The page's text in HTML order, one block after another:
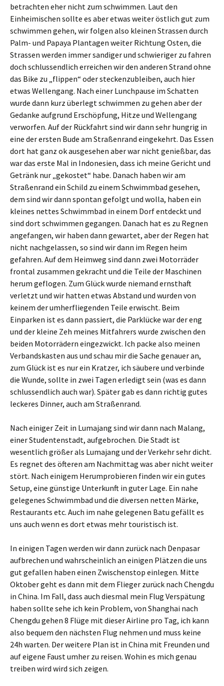
betrachten eher nicht zum schwimmen. Laut den
Einheimischen sollte es aber etwas weiter östlich gut zum
schwimmen gehen, wir folgen also kleinen Strassen durch
Palm- und Papaya Plantagen weiter Richtung Osten, die
Strassen werden immer sandiger und schwieriger zu fahren
doch schlussendlich erreichen wir den anderen Strand ohne
das Bike zu „flippen“ oder steckenzubleiben, auch hier
etwas Wellengang. Nach einer Lunchpause im Schatten
wurde dann kurz überlegt schwimmen zu gehen aber der
Gedanke aufgrund Erschöpfung, Hitze und Wellengang
verworfen. Auf der Rückfahrt sind wir dann sehr hungrig in
eine der ersten Bude am Straßenrand eingekehrt. Das Essen
dort hat ganz ok ausgesehen aber war nicht genießbar, das
war das erste Mal in Indonesien, dass ich meine Gericht und
Getränk nur „gekostet“ habe. Danach haben wir am
Straßenrand ein Schild zu einem Schwimmbad gesehen,
dem sind wir dann spontan gefolgt und wolla, haben ein
kleines nettes Schwimmbad in einem Dorf entdeckt und
sind dort schwimmen gegangen. Danach hat es zu Regnen
angefangen, wir haben dann gewartet, aber der Regen hat
nicht nachgelassen, so sind wir dann im Regen heim
gefahren. Auf dem Heimweg sind dann zwei Motorräder
frontal zusammen gekracht und die Teile der Maschinen
herum geflogen. Zum Glück wurde niemand ernsthaft
verletzt und wir hatten etwas Abstand und wurden von
keinem der umherfliegenden Teile erwischt. Beim
Einparken ist es dann passiert, die Parklücke war der eng
und der kleine Zeh meines Mitfahrers wurde zwischen den
beiden Motorrädern eingezwickt. Ich packe also meinen
Verbandskasten aus und schau mir die Sache genauer an,
zum Glück ist es nur ein Kratzer, ich säubere und verbinde
die Wunde, sollte in zwei Tagen erledigt sein (was es dann
schlussendlich auch war). Später gab es dann richtig gutes
leckeres Dinner, auch am Straßenrand.
Nach einiger Zeit in Lumajang sind wir dann nach Malang,
einer Studentenstadt, aufgebrochen. Die Stadt ist
wesentlich größer als Lumajang und der Verkehr sehr dicht.
Es regnet des öfteren am Nachmittag was aber nicht weiter
stört. Nach einigem Herumprobieren finden wir ein gutes
Setup, eine günstige Unterkunft in guter Lage. Ein nahe
gelegenes Schwimmbad und die diversen netten Märke,
Restaurants etc. Auch im nahe gelegenen Batu gefällt es
uns auch wenn es dort etwas mehr touristisch ist.
In einigen Tagen werden wir dann zurück nach Denpasar
aufbrechen und wahrscheinlich an einigen Plätzen die uns
gut gefallen haben einen Zwischenstop einlegen. Mitte
Oktober geht es dann mit dem Flieger zurück nach Chengdu
in China. Im Fall, dass auch diesmal mein Flug Verspätung
haben sollte sehe ich kein Problem, von Shanghai nach
Chengdu gehen 8 Flüge mit dieser Airline pro Tag, ich kann
also bequem den nächsten Flug nehmen und muss keine
24h warten. Der weitere Plan ist in China mit Freunden und
auf eigene Faust umher zu reisen. Wohin es mich genau
treiben wird wird sich zeigen.